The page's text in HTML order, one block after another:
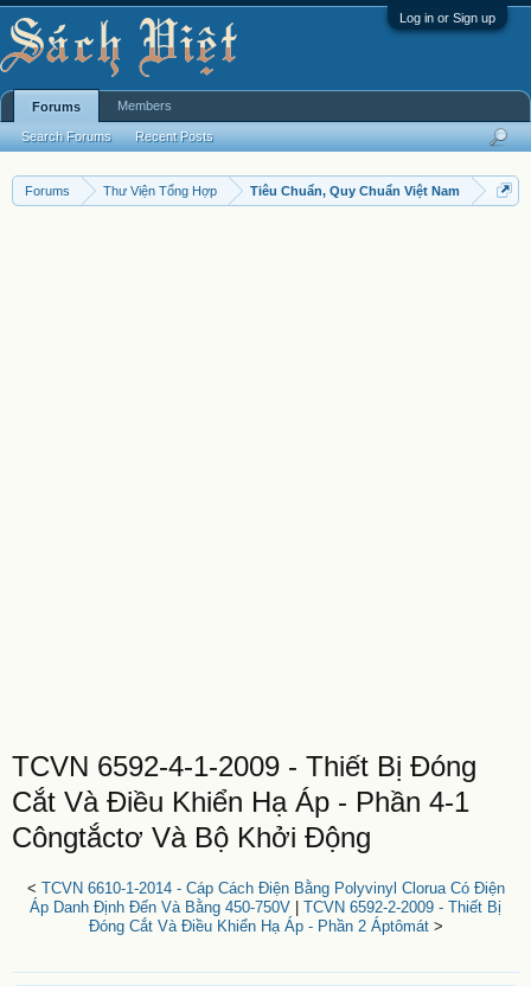
Log in or Sign up
Forums Thư Viện Tổng Hợp Tiêu Chuẩn, Quy Chuẩn Việt Nam
TCVN 6592-4-1-2009 - Thiết Bị Đóng
Cắt Và Điều Khiển Hạ Áp - Phần 4-1
Côngtắctơ Và Bộ Khởi Động
< TCVN 6610-1-2014 - Cáp Cách Điện Bằng Polyvinyl Clorua Có Điện
Áp Danh Định Đến Và Bằng 450-750V
TCVN 6592-2-2009 - Thiết Bị
Đóng Cắt Và Điều Khiển Hạ Áp - Phần 2 Áptômát>
Forums
Search Forums Recent Posts
Members